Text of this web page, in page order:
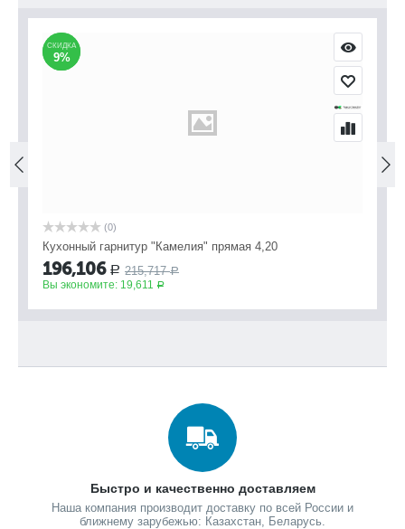
СКИДКА
9%
СКИДКА
9%
(0)
Кухонный гарнитур "Камелия" прямая 4,20
196,106 Р 215,717 Р
Вы экономите: 19,611 Р
Быстро и качественно доставляем
Наша компания производит доставку по всей России и
ближнему зарубежью: Казахстан, Беларусь.